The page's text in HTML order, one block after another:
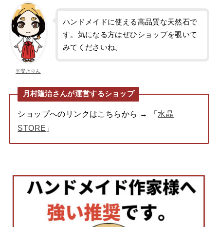
平安きりん
ハンドメイドに使える高品質な天然石で
す。気になる方はぜひショップを覗いて
みてくださいね。
月村隆治さんが運営するショップ
ショップへのリンクはこちらから → 「水晶
STORE 」